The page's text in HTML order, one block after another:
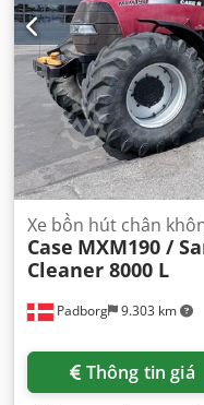
Padborg 9.303 km
Xe bồn hút chân
Case MXM190 /
Cleaner 8000 L
Thông tin giá